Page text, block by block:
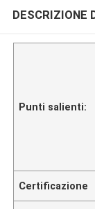
DESCRIZIONE
Punti salienti:
Certificazione